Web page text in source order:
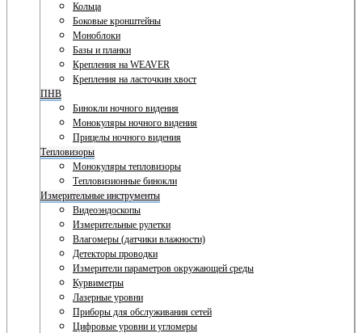
Кольца
Боковые кронштейны
Моноблоки
Базы и планки
Крепления на WEAVER
Крепления на ласточкин хвост
ПНВ
Бинокли ночного видения
Монокуляры ночного видения
Прицелы ночного видения
Тепловизоры
Монокуляры тепловизоры
Тепловизионные бинокли
Измерительные инструменты
Видеоэндоскопы
Измерительные рулетки
Влагомеры (датчики влажности)
Детекторы проводки
Измерители параметров окружающей среды
Курвиметры
Лазерные уровни
Приборы для обслуживания сетей
Цифровые уровни и угломеры